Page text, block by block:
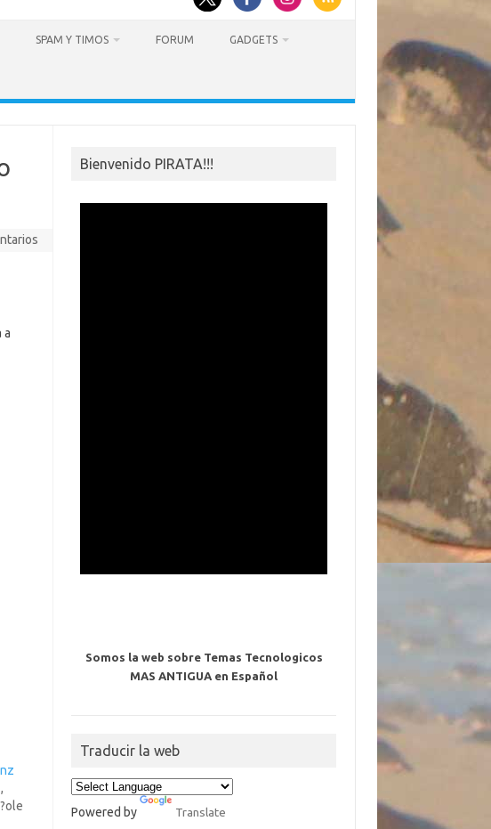
SPAM Y TIMOS FORUM GADGETS
a
Bienvenido PIRATA!!!
Somos la web sobre Temas Tecnologicos
MAS ANTIGUA en Español
Traducir la web
Powered by Translate